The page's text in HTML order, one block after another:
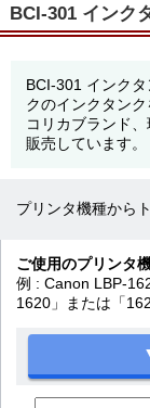
BCI-301 インク
BCI-301 インク
クのインクタン
コリカブランド
販売しています。
プリンタ機種から
ご使用のプリンタ
例 : Canon LBP-
1620」または「